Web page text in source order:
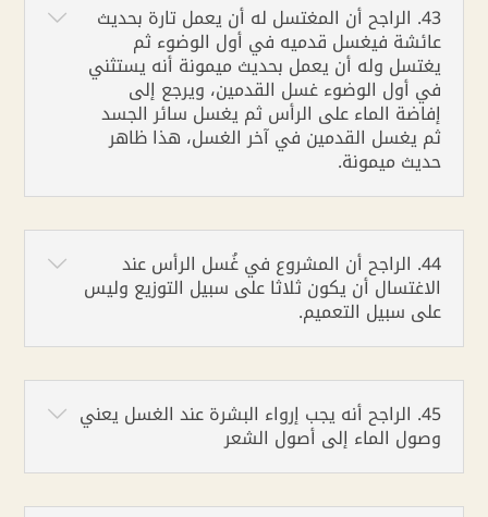
43. الراجح أن المغتسل له أن يعمل تارة بحديث
عائشة فيغسل قدميه في أول الوضوء ثم
يغتسل وله أن يعمل بحديث ميمونة أنه يستثني
في أول الوضوء غسل القدمين، ويرجع إلى
إفاضة الماء على الرأس ثم يغسل سائر الجسد
ثم يغسل القدمين في آخر الغسل، هذا ظاهر
حديث ميمونة.
44. الراجح أن المشروع في غُسل الرأس عند
الاغتسال أن يكون ثلاثا على سبيل التوزيع وليس
على سبيل التعميم.
45. الراجح أنه يجب إرواء البشرة عند الغسل يعني
وصول الماء إلى أصول الشعر